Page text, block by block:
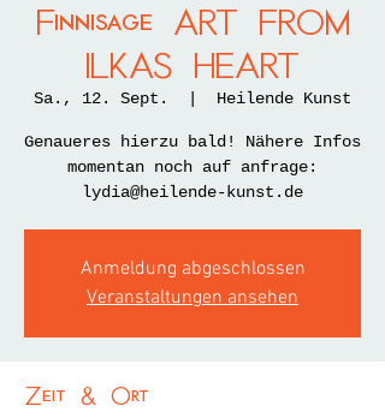
Finnisage ART FROM
ILKAS HEART
Sa., 12. Sept. Heilende Kunst
Genaueres hierzu bald! Nähere Infos
momentan noch auf anfrage:
lydia@heilende-kunst.de
Anmeldung abgeschlossen
Veranstaltungen ansehen
Zeit & Ort